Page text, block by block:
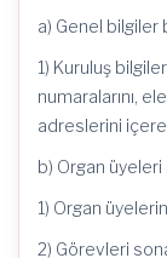
a) Genel bilgiler
1) Kuruluş
numaralarını,
adreslerini
b) Organ
1) Organ
2) Görevleri